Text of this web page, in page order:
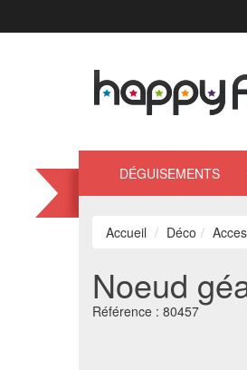
DÉGUISEMENTS
Accueil Déco
Noeud
Référence : 80457